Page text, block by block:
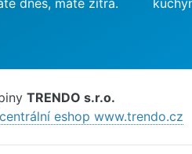
TRENDO s.r.o.
eshop www.trendo.cz